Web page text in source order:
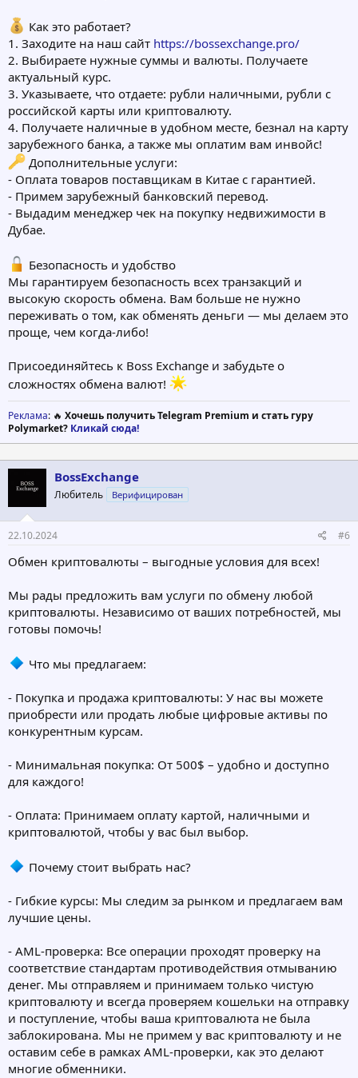
Как это работает?
1. Заходите на наш сайт https://bossexchange.pro/
2. Выбираете нужные суммы и валюты. Получаете
актуальный курс.
3. Указываете, что отдаете: рубли наличными, рубли с
российской карты или криптовалюту.
4. Получаете наличные в удобном месте, безнал на карту
зарубежного банка, а также мы оплатим вам инвойс!
Дополнительные услуги:
- Оплата товаров поставщикам в Китае с гарантией.
- Примем зарубежный банковский перевод.
- Выдадим менеджер чек на покупку недвижимости в
Дубае.
Безопасность и удобство
Мы гарантируем безопасность всех транзакций и
высокую скорость обмена. Вам больше не нужно
переживать о том, как обменять деньги — мы делаем это
проще, чем когда-либо!
Присоединяйтесь к Boss Exchange и забудьте о
сложностях обмена валют!
Реклама: 🔥 Хочешь получить Telegram Premium и стать гуру
Polymarket? Кликай сюда!
BossExchange
Любитель Верифицирован
22.10.2024 #6
Обмен криптовалюты – выгодные условия для всех!
Мы рады предложить вам услуги по обмену любой
криптовалюты. Независимо от ваших потребностей, мы
готовы помочь!
Что мы предлагаем:
- Покупка и продажа криптовалюты: У нас вы можете
приобрести или продать любые цифровые активы по
конкурентным курсам.
- Минимальная покупка: От 500$ – удобно и доступно
для каждого!
- Оплата: Принимаем оплату картой, наличными и
криптовалютой, чтобы у вас был выбор.
Почему стоит выбрать нас?
- Гибкие курсы: Мы следим за рынком и предлагаем вам
лучшие цены.
- AML-проверка: Все операции проходят проверку на
соответствие стандартам противодействия отмыванию
денег. Мы отправляем и принимаем только чистую
криптовалюту и всегда проверяем кошельки на отправку
и поступление, чтобы ваша криптовалюта не была
заблокирована. Мы не примем у вас криптовалюту и не
оставим себе в рамках AML-проверки, как это делают
многие обменники.